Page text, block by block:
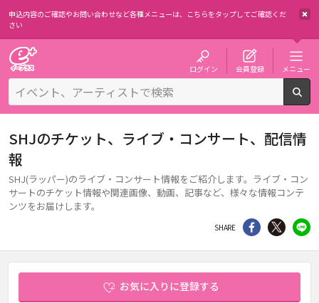
申込内容のご確認やお問い合わせなど各種メニューは、 こちらをタップしてご確認くだ
さい
ログイン 会員登録 メニュー
SHJのチケット、ライブ・コンサート、配信情
報
SHJ(ラッパー)のライブ・コンサート情報をご紹介します。ライブ・コン
サートのチケット情報や関連画像、動画、記事など、様々な情報コンテ
ンツをお届けします。
SHARE シェア Twitter
お気に入りに登録する